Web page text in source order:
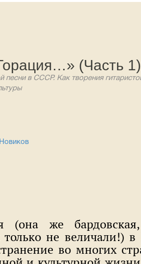
(Часть 1)
песни в СССР. Как творения
(она же бардовская,
только не величали!)
во многих